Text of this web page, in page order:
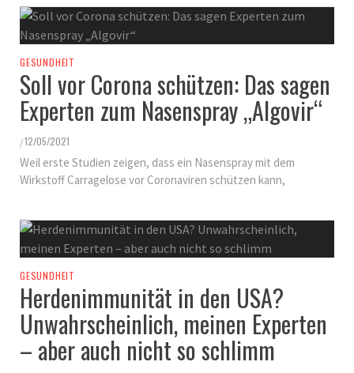
GESUNDHEIT
Soll vor Corona schützen: Das sagen
Experten zum Nasenspray „Algovir“
/12/05/2021
Weil erste Studien zeigen, dass ein Nasenspray mit dem
Wirkstoff Carragelose vor Coronaviren schützen kann,
GESUNDHEIT
Herdenimmunität in den USA?
Unwahrscheinlich, meinen Experten
– aber auch nicht so schlimm